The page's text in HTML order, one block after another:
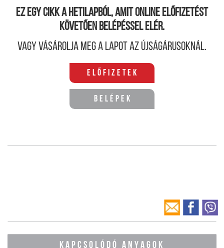
Ez egy cikk a hetilapból, amit online előfizetést
követően belépéssel elér.
Vagy vásárolja meg a lapot az újságárusoknál.
Előfizetek
Belépek
KAPCSOLÓDÓ ANYAGOK